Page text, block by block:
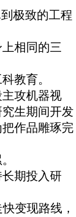
极致的工程
相同的三
教育。
攻机器视
生期间开发
作品雕琢完
期投入研
变现路线，